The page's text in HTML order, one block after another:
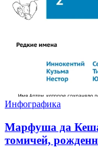
Инфографика
Марфуша да
томичей,